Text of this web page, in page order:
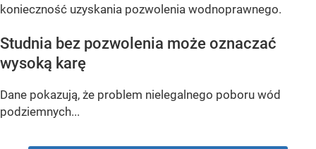
konieczność uzyskania pozwolenia wodnoprawnego.
Studnia bez pozwolenia może oznaczać
wysoką karę
Dane pokazują, że problem nielegalnego poboru wód
podziemnych...